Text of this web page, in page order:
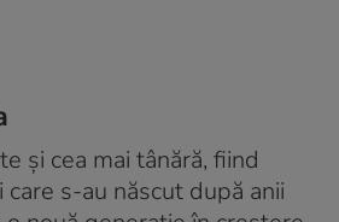
și cea mai tânără, fiind
s-au născut după anii